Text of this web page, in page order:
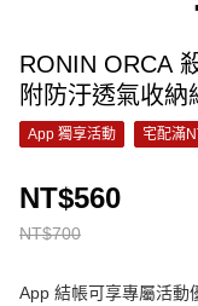
RONIN ORCA
App 獨享活動 宅配滿
NT$700
NT$560
App 結帳可享專屬活動